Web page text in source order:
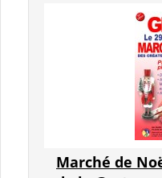
Marché de